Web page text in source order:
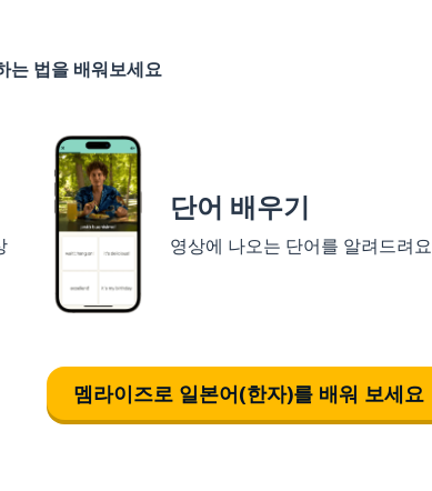
는 법을 배워보세요
단어 배우기
영상에 나오는 단어를 알려드려요
멤라이즈로 일본어(한자)를 배워 보세요